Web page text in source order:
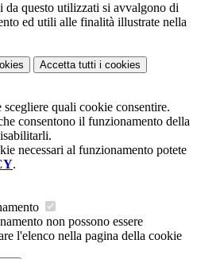
da questo utilizzati si avvalgono di
ed utili alle finalità illustrate nella
Accetta tutti i cookies
scegliere quali cookie consentire.
consentono il funzionamento della
necessari al funzionamento potete
.
non possono essere
l'elenco nella pagina della cookie